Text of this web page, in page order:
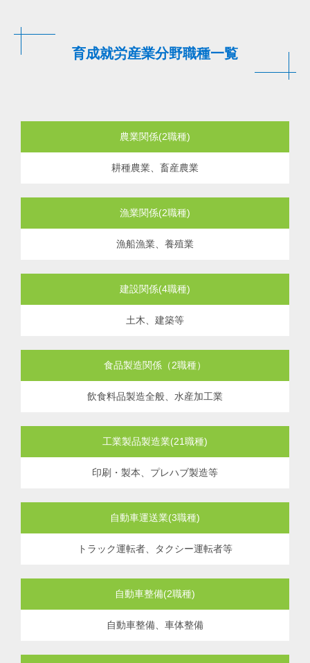
育成就労産業分野職種一覧
農業関係(2職種)
耕種農業、畜産農業
漁業関係(2職種)
漁船漁業、養殖業
建設関係(4職種)
土木、建築等
食品製造関係（2職種）
飲食料品製造全般、水産加工業
工業製品製造業(21職種)
印刷・製本、プレハブ製造等
自動車運送業(3職種)
トラック運転者、タクシー運転者等
自動車整備(2職種)
自動車整備、車体整備